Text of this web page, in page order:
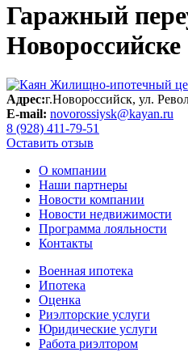
Гаражный
Новороссийске
Адрес:г.Новороссийск, ул.
E-mail: novorossiysk@kayan.ru
8 (928) 411-79-51
Оставить отзыв
О компании
Наши партнеры
Новости компании
Новости недвижимости
Программа лояльности
Контакты
Военная ипотека
Ипотека
Оценка
Риэлторские услуги
Юридические услуги
Работа риэлтором